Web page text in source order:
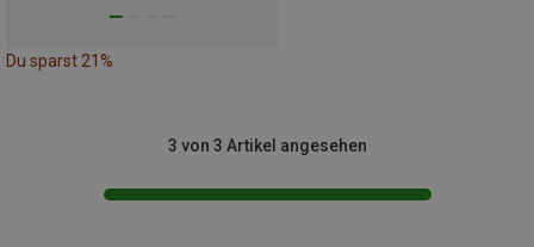
Du sparst 21%
3 von 3 Artikel angesehen